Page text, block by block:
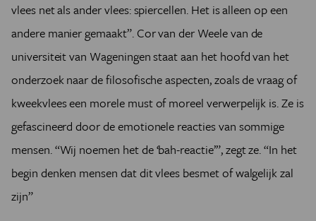
vlees net als ander vlees: spiercellen. Het is alleen op een
andere manier gemaakt”. Cor van der Weele van de
universiteit van Wageningen staat aan het hoofd van het
onderzoek naar de filosofische aspecten, zoals de vraag of
kweekvlees een morele must of moreel verwerpelijk is. Ze is
gefascineerd door de emotionele reacties van sommige
mensen. “Wij noemen het de ‘bah-reactie’”, zegt ze. “In het
begin denken mensen dat dit vlees besmet of walgelijk zal
zijn”